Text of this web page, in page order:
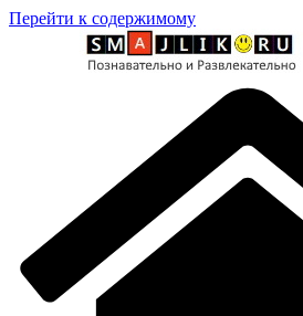
Перейти к содержимому